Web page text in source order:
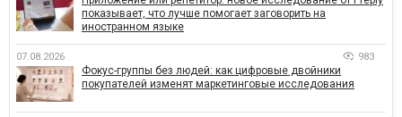
показывает, что лучше помогает заговорить на
иностранном языке
07.08.2026 983
Фокус-группы без людей: как цифровые двойники
покупателей изменят маркетинговые исследования